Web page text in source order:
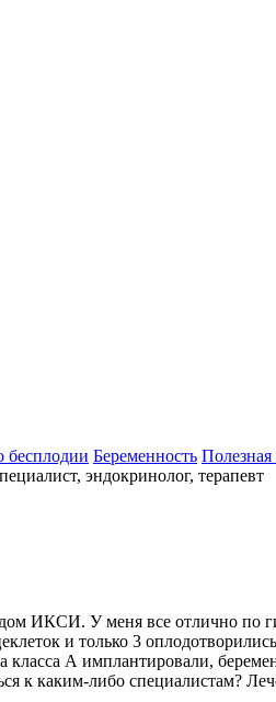
бесплодии Беременность
эндокринолог, терапевт
ИКСИ. У меня все отлично по
и только 3
класса А имплантировали,
к каким-либо специалистам?